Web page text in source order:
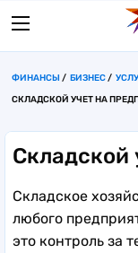
ФИНАНСЫ БИЗНЕС
CКЛАДСКОЙ УЧЕТ НА
Cкладской
Складское
любого
это контроль за